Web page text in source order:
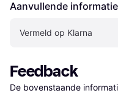
Aanvullende informatie
Vermeld op Klarna
Feedback
De bovenstaande